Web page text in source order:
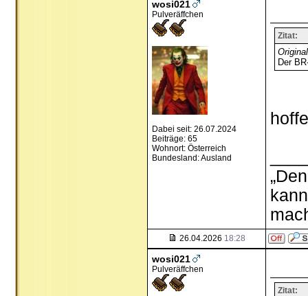
wosi021
Pulveräffchen
Dabei seit: 26.07.2024
Beiträge: 65
Wohnort: Österreich
Bundesland: Ausland
Zitat:
Der
26.04.2026 18:28
wosi021
Pulveräffchen
Zitat: